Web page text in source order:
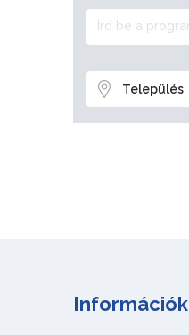
Település
Információk